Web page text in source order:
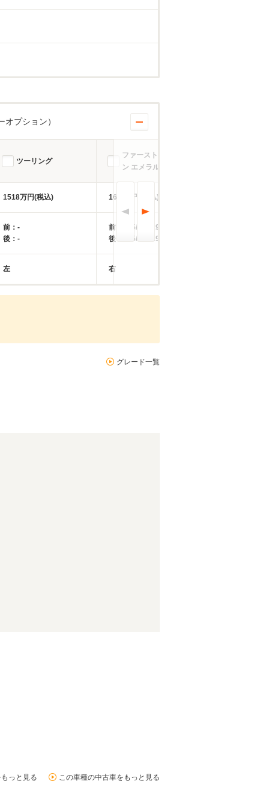
プション）
ツーリング
ファーストエディショ
ン エメラルド
1518万円(税込) 1606万円(税込)
前：-
後：-
前：225/35R19
後：245/45R19
左 右
グレード一覧
っと見る この車種の中古車をもっと見る